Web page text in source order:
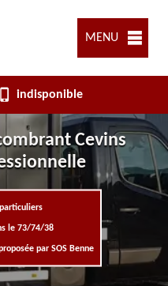
MENU
indisponible
Cevins
le 73/74/38
par SOS Benne